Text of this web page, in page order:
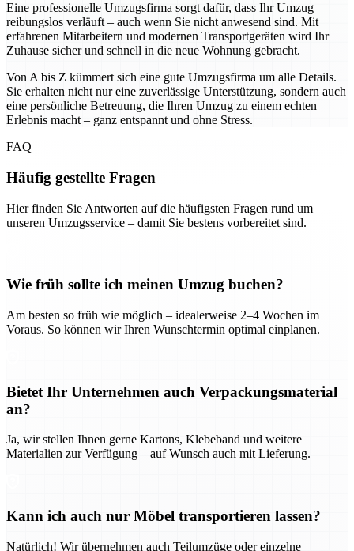
Eine professionelle Umzugsfirma sorgt dafür, dass Ihr Umzug
reibungslos verläuft – auch wenn Sie nicht anwesend sind. Mit
erfahrenen Mitarbeitern und modernen Transportgeräten wird Ihr
Zuhause sicher und schnell in die neue Wohnung gebracht.
Von A bis Z kümmert sich eine gute Umzugsfirma um alle Details.
Sie erhalten nicht nur eine zuverlässige Unterstützung, sondern auch
eine persönliche Betreuung, die Ihren Umzug zu einem echten
Erlebnis macht – ganz entspannt und ohne Stress.
FAQ
Häufig gestellte Fragen
Hier finden Sie Antworten auf die häufigsten Fragen rund um
unseren Umzugsservice – damit Sie bestens vorbereitet sind.
Wie früh sollte ich meinen Umzug buchen?
Am besten so früh wie möglich – idealerweise 2–4 Wochen im
Voraus. So können wir Ihren Wunschtermin optimal einplanen.
Bietet Ihr Unternehmen auch Verpackungsmaterial
an?
Ja, wir stellen Ihnen gerne Kartons, Klebeband und weitere
Materialien zur Verfügung – auf Wunsch auch mit Lieferung.
Kann ich auch nur Möbel transportieren lassen?
Natürlich! Wir übernehmen auch Teilumzüge oder einzelne